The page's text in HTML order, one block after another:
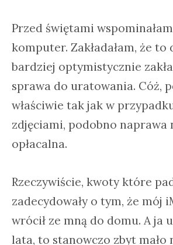
Przed świętami
komputer. Zakładałam, że to
bardziej optymistycznie
sprawa do uratowania. Cóż,
właściwie tak jak w
zdjęciami, podobno naprawa
opłacalna.
Rzeczywiście, kwoty które
zadecydowały o tym, że mój
wrócił ze mną do domu. A ja
lata, to stanowczo zbyt mało